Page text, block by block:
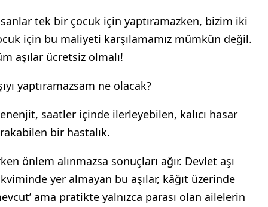
tek bir çocuk için yaptıramazken, bizim iki
için bu maliyeti karşılamamız mümkün değil.
aşılar ücretsiz olmalı!
yaptıramazsam ne olacak?
saatler içinde ilerleyebilen, kalıcı hasar
bir hastalık.
önlem alınmazsa sonuçları ağır. Devlet aşı
yer almayan bu aşılar, kâğıt üzerinde
ama pratikte yalnızca parası olan ailelerin